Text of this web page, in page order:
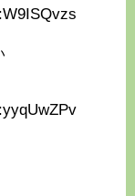
W9ISQvzs
yyqUwZPv